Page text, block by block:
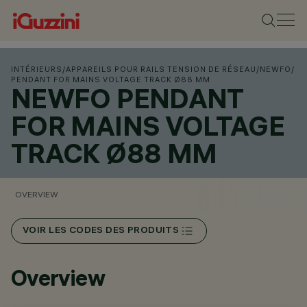
INTÉRIEURS /APPAREILS POUR RAILS TENSION DE RÉSEAU /NEWFO /
PENDANT FOR MAINS VOLTAGE TRACK Ø88 MM
NEWFO PENDANT
FOR MAINS VOLTAGE
TRACK Ø88 MM
OVERVIEW
VOIR LES CODES DES PRODUITS
Overview